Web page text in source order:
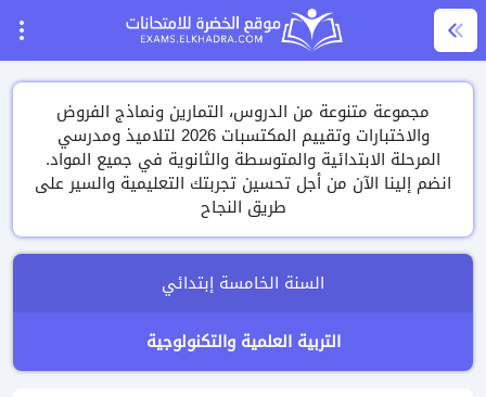
مجموعة متنوعة من الدروس، التمارين ونماذج الفروض
والاختبارات وتقييم المكتسبات 2026 لتلاميذ ومدرسي
المرحلة الابتدائية والمتوسطة والثانوية في جميع المواد.
انضم إلينا الآن من أجل تحسين تجربتك التعليمية والسير على
طريق النجاح
السنة الخامسة إبتدائي
التربية العلمية والتكنولوجية